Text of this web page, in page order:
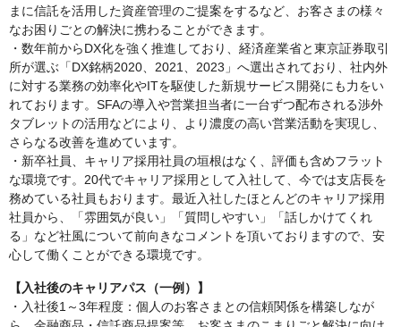
まに信託を活用した資産管理のご提案をするなど、お客さまの様々
なお困りごとの解決に携わることができます。
・数年前からDX化を強く推進しており、経済産業省と東京証券取引
所が選ぶ「DX銘柄2020、2021、2023」へ選出されており、社内外
に対する業務の効率化やITを駆使した新規サービス開発にも力をい
れております。SFAの導入や営業担当者に一台ずつ配布される渉外
タブレットの活用などにより、より濃度の高い営業活動を実現し、
さらなる改善を進めています。
・新卒社員、キャリア採用社員の垣根はなく、評価も含めフラット
な環境です。20代でキャリア採用として入社して、今では支店長を
務めている社員もおります。最近入社したほとんどのキャリア採用
社員から、「雰囲気が良い」「質問しやすい」「話しかけてくれ
る」など社風について前向きなコメントを頂いておりますので、安
心して働くことができる環境です。
【入社後のキャリアパス（一例）】
・入社後1～3年程度：個人のお客さまとの信頼関係を構築しなが